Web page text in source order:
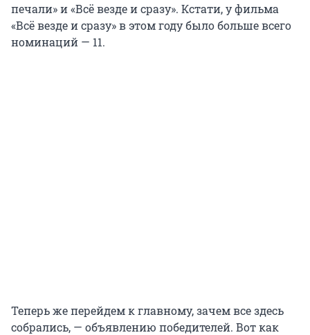
печали» и «Всё везде и сразу». Кстати, у фильма
«Всё везде и сразу» в этом году было больше всего
номинаций — 11.
Теперь же перейдем к главному, зачем все здесь
собрались, — объявлению победителей. Вот как